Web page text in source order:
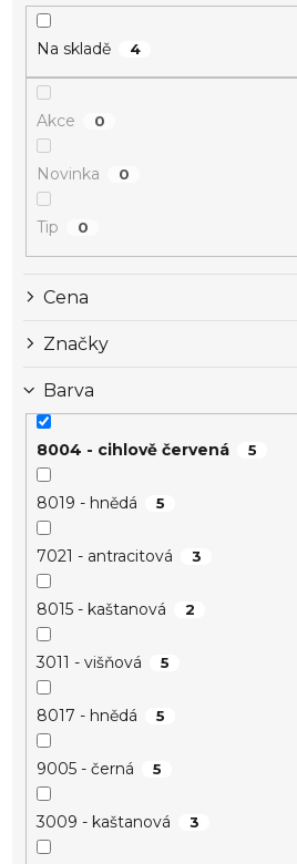
Na skladě 4
Akce 0
Novinka 0
Tip 0
Cena
Značky
Barva
8004 - cihlově červená 5
8019 - hnědá 5
7021 - antracitová 3
8015 - kaštanová 2
3011 - višňová 5
8017 - hnědá 5
9005 - černá 5
3009 - kaštanová 3